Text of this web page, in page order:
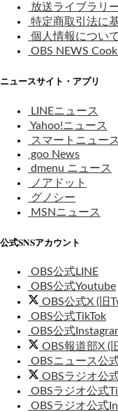
放送ライブラリ
特定商取引法に
個人情報について
OBS NEWS
ニュースサイト・アプリ
LINEニュース
Yahoo!ニュース
スマートニュース
goo News
dmenu ニュース
ノアドット
グノシー
MSNニュース
公式SNSアカウント
OBS公式LINE
OBS公式Youtube
OBS公式X (旧
OBS公式TikTok
OBS公式
OBS報道部X (
OBSニュース公
OBSラジオ公
OBSラジオ公式
OBSラジオ公式